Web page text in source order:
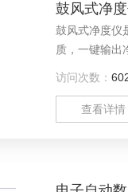
鼓风式净
鼓风式净度仪
质，一键输出
访问次数：
查看详情